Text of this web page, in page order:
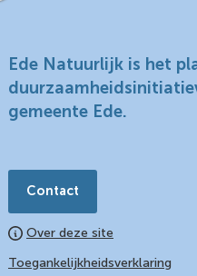
naar
het
begin
van
paginainhoud
Ede Natuurlijk is het
gemeente Ede.
Contact
Over deze site
Toegankelijkheidsverklaring